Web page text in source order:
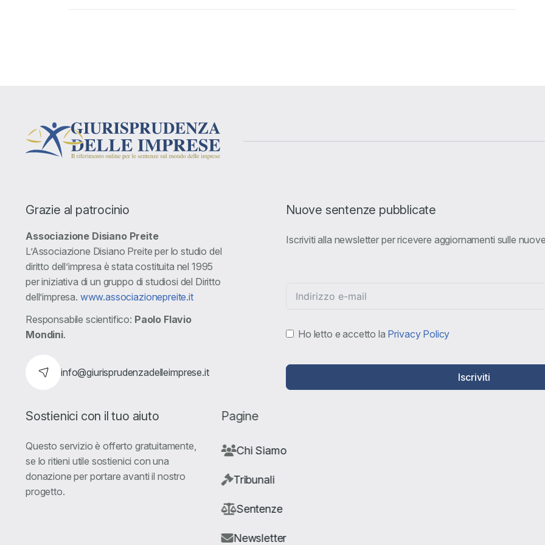
Grazie al patrocinio
Associazione Disiano Preite
L’Associazione Disiano Preite per lo studio del
diritto dell’impresa è stata costituita nel 1995
per iniziativa di un gruppo di studiosi del Diritto
dell’impresa. www.associazionepreite.it
Responsabile scientifico: Paolo Flavio
Mondini.
info@giurisprudenzadelleimprese.it
Nuove sentenze pubblicate
Iscriviti alla newsletter per ricevere aggiornamenti sulle
Ho letto e accetto la Privacy Policy
Iscriviti
Sostienici con il tuo aiuto
Questo servizio è offerto gratuitamente,
se lo ritieni utile sostienici con una
donazione per portare avanti il nostro
progetto.
Pagine
Chi Siamo
Tribunali
Sentenze
Newsletter